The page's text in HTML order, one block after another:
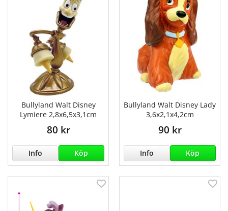
Bullyland Walt Disney
Lymiere 2,8x6,5x3,1cm
80 kr
Info Köp
Bullyland Walt Disney Lady
3,6x2,1x4,2cm
90 kr
Info Köp